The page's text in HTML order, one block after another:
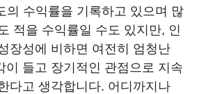
의 수익률을 기록하고 있으며 많
적을 수익률일 수도 있지만, 인
장성에 비하면 여전히 엄청난
이 들고 장기적인 관점으로 지속
다고 생각합니다. 어디까지나